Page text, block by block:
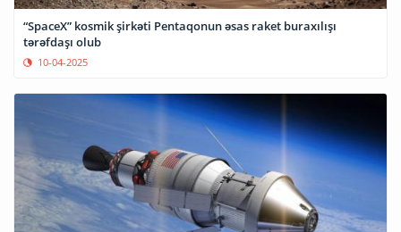
“SpaceX” kosmik şirkəti Pentaqonun əsas raket buraxılışı
tərəfdaşı olub
10-04-2025